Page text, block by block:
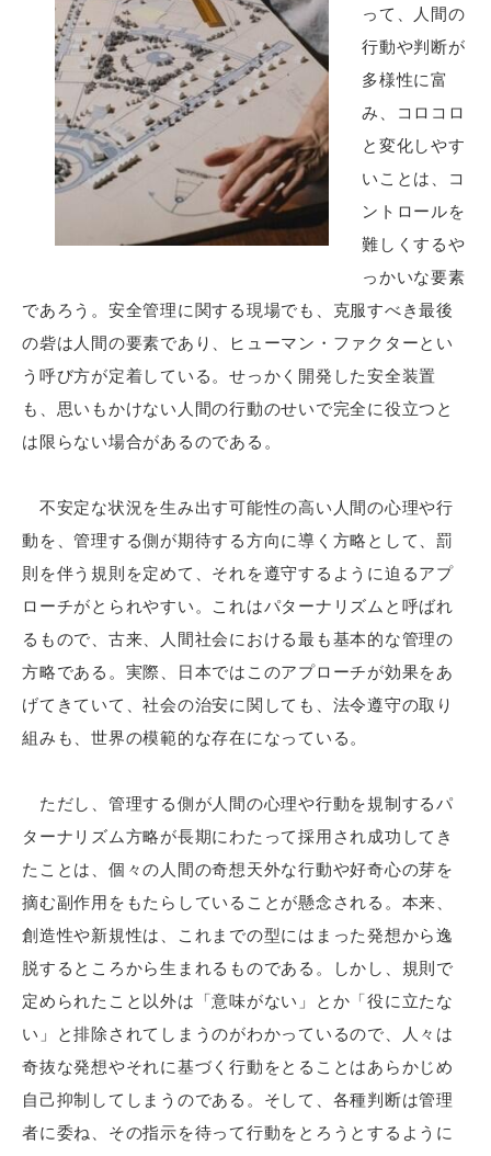
って、人間の
行動や判断が
多様性に富
み、コロコロ
と変化しやす
いことは、コ
ントロールを
難しくするや
っかいな要素
であろう。安全管理に関する現場でも、克服すべき最後
の砦は人間の要素であり、ヒューマン・ファクターとい
う呼び方が定着している。せっかく開発した安全装置
も、思いもかけない人間の行動のせいで完全に役立つと
は限らない場合があるのである。
不安定な状況を生み出す可能性の高い人間の心理や行
動を、管理する側が期待する方向に導く方略として、罰
則を伴う規則を定めて、それを遵守するように迫るアプ
ローチがとられやすい。これはパターナリズムと呼ばれ
るもので、古来、人間社会における最も基本的な管理の
方略である。実際、日本ではこのアプローチが効果をあ
げてきていて、社会の治安に関しても、法令遵守の取り
組みも、世界の模範的な存在になっている。
ただし、管理する側が人間の心理や行動を規制するパ
ターナリズム方略が長期にわたって採用され成功してき
たことは、個々の人間の奇想天外な行動や好奇心の芽を
摘む副作用をもたらしていることが懸念される。本来、
創造性や新規性は、これまでの型にはまった発想から逸
脱するところから生まれるものである。しかし、規則で
定められたこと以外は「意味がない」とか「役に立たな
い」と排除されてしまうのがわかっているので、人々は
奇抜な発想やそれに基づく行動をとることはあらかじめ
自己抑制してしまうのである。そして、各種判断は管理
者に委ね、その指示を待って行動をとろうとするように